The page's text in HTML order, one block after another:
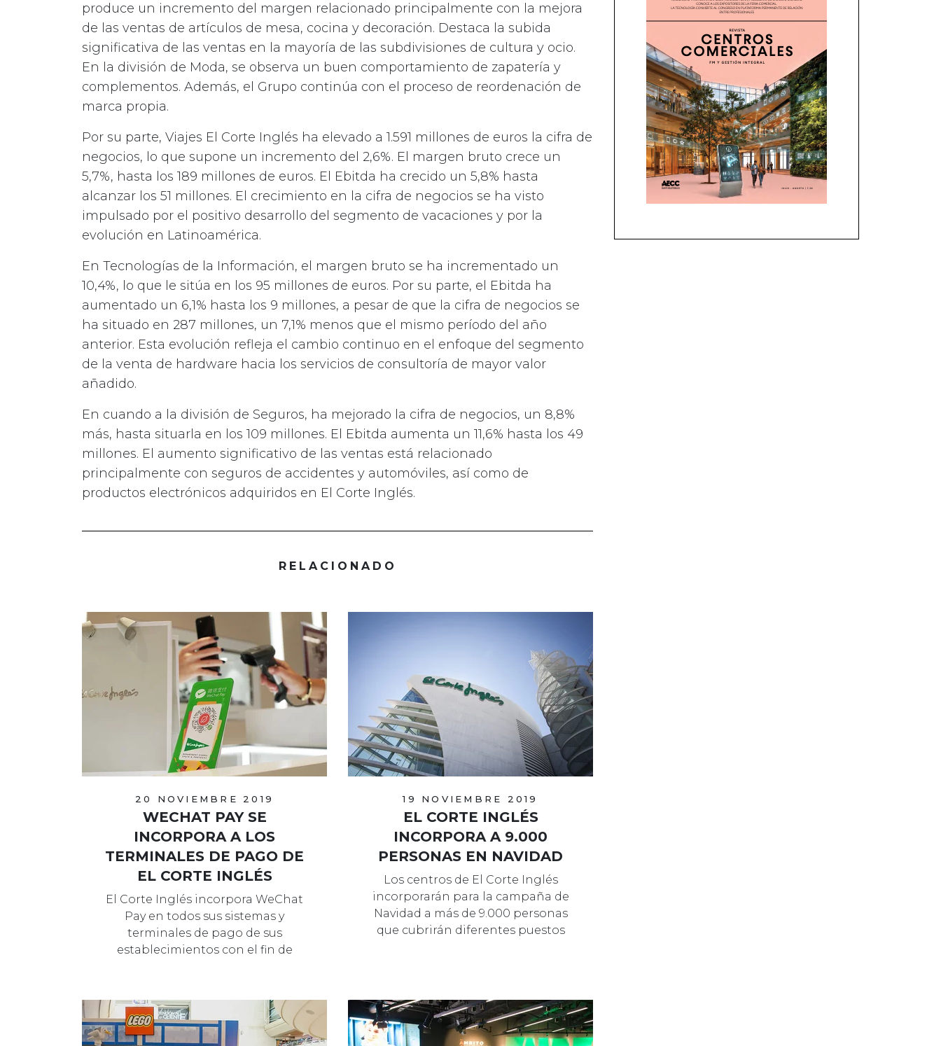
produce un incremento del margen relacionado principalmente con la mejora
de las ventas de artículos de mesa, cocina y decoración. Destaca la subida
significativa de las ventas en la mayoría de las subdivisiones de cultura y ocio.
En la división de Moda, se observa un buen comportamiento de zapatería y
complementos. Además, el Grupo continúa con el proceso de reordenación de
marca propia.
Por su parte, Viajes El Corte Inglés ha elevado a 1.591 millones de euros la cifra de
negocios, lo que supone un incremento del 2,6%. El margen bruto crece un
5,7%, hasta los 189 millones de euros. El Ebitda ha crecido un 5,8% hasta
alcanzar los 51 millones. El crecimiento en la cifra de negocios se ha visto
impulsado por el positivo desarrollo del segmento de vacaciones y por la
evolución en Latinoamérica.
En Tecnologías de la Información, el margen bruto se ha incrementado un
10,4%, lo que le sitúa en los 95 millones de euros. Por su parte, el Ebitda ha
aumentado un 6,1% hasta los 9 millones, a pesar de que la cifra de negocios se
ha situado en 287 millones, un 7,1% menos que el mismo período del año
anterior. Esta evolución refleja el cambio continuo en el enfoque del segmento
de la venta de hardware hacia los servicios de consultoría de mayor valor
añadido.
En cuando a la división de Seguros, ha mejorado la cifra de negocios, un 8,8%
más, hasta situarla en los 109 millones. El Ebitda aumenta un 11,6% hasta los 49
millones. El aumento significativo de las ventas está relacionado
principalmente con seguros de accidentes y automóviles, así como de
productos electrónicos adquiridos en El Corte Inglés.
RELACIONADO
20 NOVIEMBRE 2019
WECHAT PAY SE
INCORPORA A LOS
TERMINALES DE PAGO DE
EL CORTE INGLÉS
El Corte Inglés incorpora WeChat
Pay en todos sus sistemas y
terminales de pago de sus
establecimientos con el fin de
19 NOVIEMBRE 2019
EL CORTE INGLÉS
INCORPORA A 9.000
PERSONAS EN NAVIDAD
Los centros de El Corte Inglés
incorporarán para la campaña de
Navidad a más de 9.000 personas
que cubrirán diferentes puestos